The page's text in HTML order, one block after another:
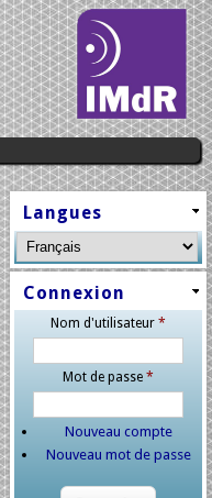
Langues
Connexion
Nom d'utilisateur *
Mot de passe *
Nouveau compte
Nouveau mot de passe